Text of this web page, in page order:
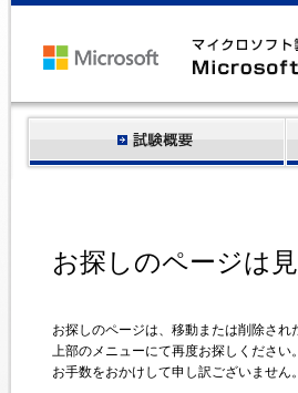
お探しのページは
お探しのページは、移動または削除され
上部のメニューにて再度お探しください。
お手数をおかけして申し訳ございません。